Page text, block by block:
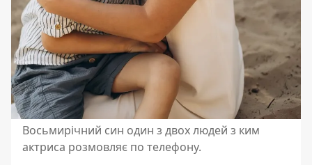
Восьмирічний син один з двох людей з ким
актриса розмовляє по телефону.